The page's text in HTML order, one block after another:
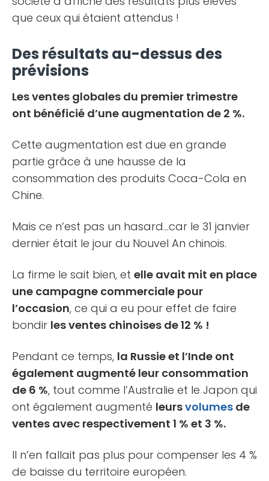
que ceux qui étaient attendus !
Des résultats au-dessus des
prévisions
Les ventes globales du premier trimestre
ont bénéficié d’une augmentation de 2 %.
Cette augmentation est due en grande
partie grâce à une hausse de la
consommation des produits Coca-Cola en
Chine.
Mais ce n’est pas un hasard…car le 31 janvier
dernier était le jour du Nouvel An chinois.
La firme le sait bien, et elle avait mit en place
une campagne commerciale pour
l’occasion, ce qui a eu pour effet de faire
bondir les ventes chinoises de 12 % !
Pendant ce temps, la Russie et l’Inde ont
également augmenté leur consommation
de 6 %, tout comme l’Australie et le Japon qui
ont également augmenté leursvolumes de
ventes avec respectivement 1 % et 3 %.
Il n’en fallait pas plus pour compenser les 4 %
de baisse du territoire européen.